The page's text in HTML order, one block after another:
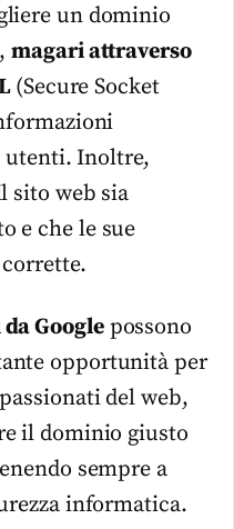
un dominio
magari attraverso
(Secure Socket
utenti. Inoltre,
sito web sia
e che le sue
Googlepossono
opportunità per
del web,
il dominio giusto
sempre a
informatica.